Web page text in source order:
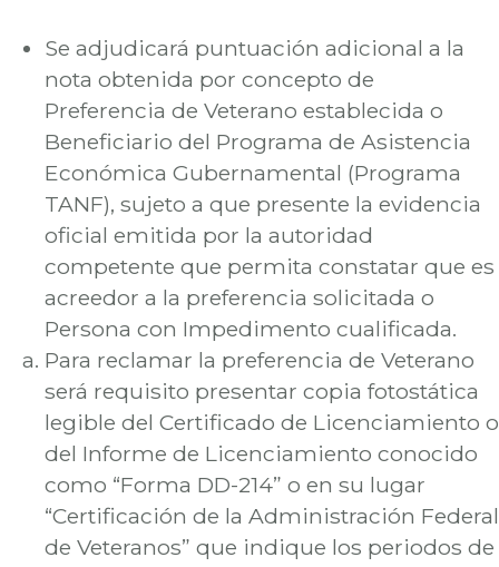
Se adjudicará puntuación adicional a la
nota obtenida por concepto de
Preferencia de Veterano establecida o
Beneficiario del Programa de Asistencia
Económica Gubernamental (Programa
TANF), sujeto a que presente la evidencia
oficial emitida por la autoridad
competente que permita constatar que es
acreedor a la preferencia solicitada o
Persona con Impedimento cualificada.
Para reclamar la preferencia de Veterano
será requisito presentar copia fotostática
legible del Certificado de Licenciamiento o
del Informe de Licenciamiento conocido
como “Forma DD-214” o en su lugar
“Certificación de la Administración Federal
de Veteranos” que indique los periodos de